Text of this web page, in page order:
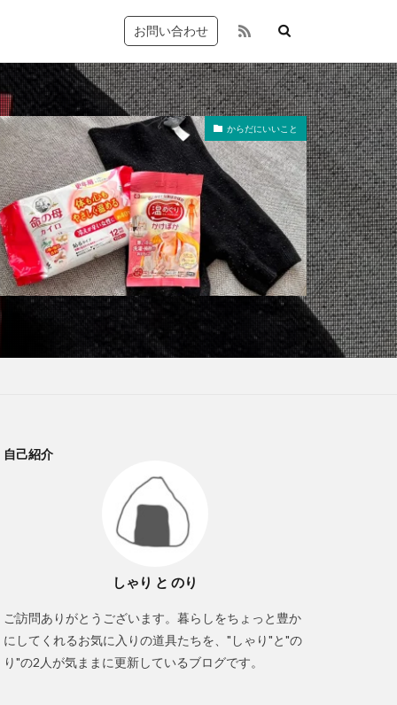
お問い合わせ
からだにいいこと
自己紹介
しゃり と のり
ご訪問ありがとうございます。暮らしをちょっと豊か
にしてくれるお気に入りの道具たちを、"しゃり"と"の
り"の2人が気ままに更新しているブログです。